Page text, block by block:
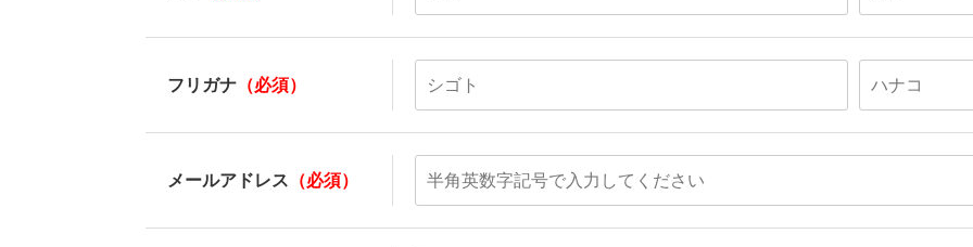
フリガナ （必須）
メールアドレス （必須）